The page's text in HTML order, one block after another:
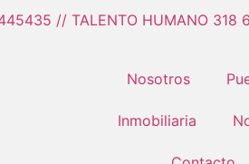
// TALENTO HUMANO 318
Nosotros
Inmobiliaria